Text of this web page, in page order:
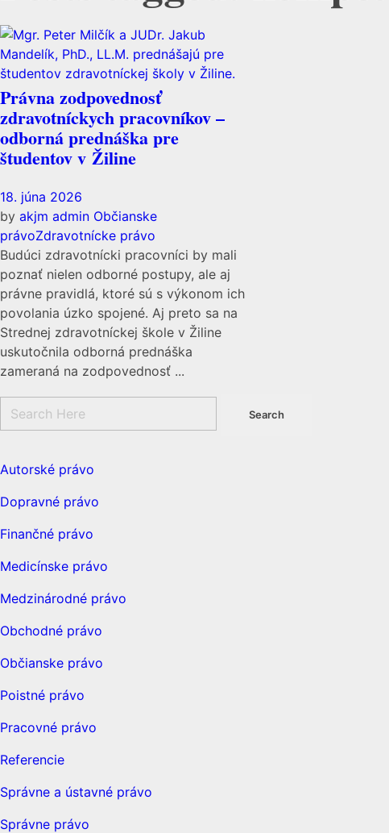
Právna zodpovednosť
zdravotníckych pracovníkov –
odborná prednáška pre
študentov v Žiline
18. júna 2026
by akjm admin Občianske
právoZdravotnícke právo
Budúci zdravotnícki pracovníci by mali
poznať nielen odborné postupy, ale aj
právne pravidlá, ktoré sú s výkonom ich
povolania úzko spojené. Aj preto sa na
Strednej zdravotníckej škole v Žiline
uskutočnila odborná prednáška
zameraná na zodpovednosť ...
Autorské právo
Dopravné právo
Finančné právo
Medicínske právo
Medzinárodné právo
Obchodné právo
Občianske právo
Poistné právo
Pracovné právo
Referencie
Správne a ústavné právo
Správne právo